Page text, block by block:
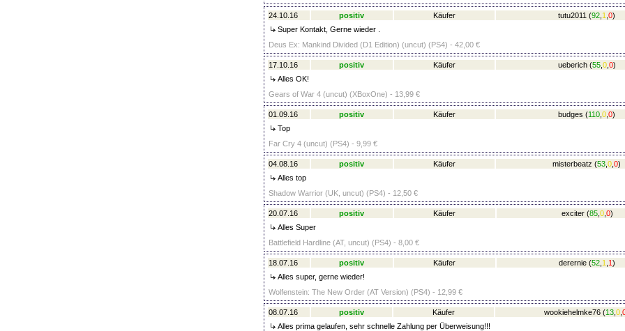
24.10.16 positiv Käufer tutu2011 (92 1 0)
Super Kontakt, Gerne wieder .
Deus Ex: Mankind Divided (D1 Edition) (uncut) (PS4) - 42,00 €
17.10.16 positiv Käufer ueberich (55, 0, 0)
Alles OK!
Gears of War 4 (uncut) (XBoxOne) - 13,99 €
01.09.16 positiv Käufer budges (110 0 0)
Top
Far Cry 4 (uncut) (PS4) - 9,99 €
04.08.16 positiv Käufer misterbeatz (53 0 0)
Alles top
Shadow Warrior (UK, uncut) (PS4) - 12,50 €
20.07.16 positiv Käufer exciter (85, 0, 0)
Alles Super
Battlefield Hardline (AT, uncut) (PS4) - 8,00 €
18.07.16 positiv Käufer derernie (52 1 1)
Alles super, gerne wieder!
Wolfenstein: The New Order (AT Version) (PS4) - 12,99 €
08.07.16 positiv Käufer wookiehelmke76 (13, 0,
Alles prima gelaufen, sehr schnelle Zahlung per Überweisung!!!